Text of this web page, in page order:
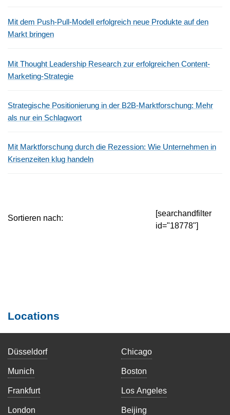
Mit dem Push-Pull-Modell erfolgreich neue Produkte auf den
Markt bringen
Mit Thought Leadership Research zur erfolgreichen Content-
Marketing-Strategie
Strategische Positionierung in der B2B-Marktforschung: Mehr
als nur ein Schlagwort
Mit Marktforschung durch die Rezession: Wie Unternehmen in
Krisenzeiten klug handeln
Sortieren nach:
[searchandfilter
id="18778"]
Locations
Düsseldorf
Munich
Frankfurt
London
Chicago
Boston
Los Angeles
Beijing